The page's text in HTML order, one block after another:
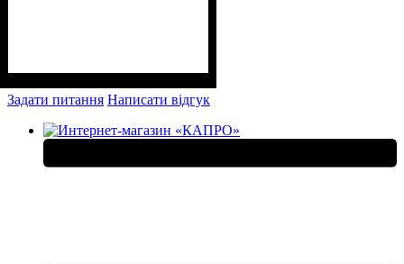
Задати питання Написати відгук